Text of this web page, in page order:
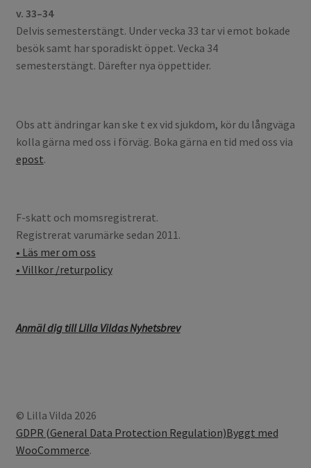
v. 33–34
Delvis semesterstängt. Under vecka 33 tar vi emot bokade
besök samt har sporadiskt öppet. Vecka 34
semesterstängt. Därefter nya öppettider.
Obs att ändringar kan ske t ex vid sjukdom, kör du långväga
kolla gärna med oss i förväg. Boka gärna en tid med oss via
epost.
F-skatt och momsregistrerat.
Registrerat varumärke sedan 2011.
• Läs mer om oss
• Villkor /returpolicy
Anmäl dig till Lilla Vildas Nyhetsbrev
© Lilla Vilda 2026
GDPR (General Data Protection Regulation)Byggt med
WooCommerce.